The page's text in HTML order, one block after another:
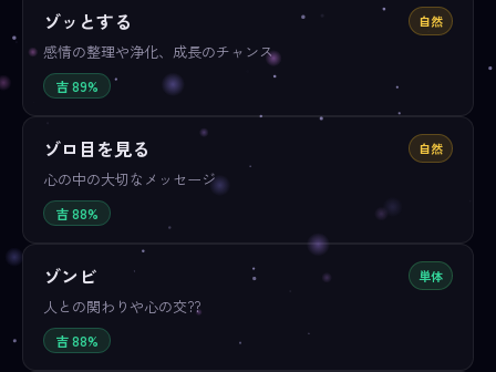
ゾッとする 自然
感情の整理や浄化、成長のチャンス
吉 89%
ゾロ目を見る 自然
心の中の大切なメッセージ
吉 88%
ゾンビ 単体
人との関わりや心の交??
吉 88%